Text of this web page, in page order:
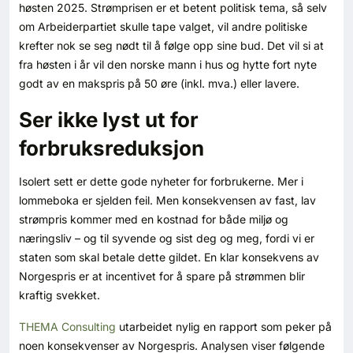
Abonnere magasin
Abonnement Pluss
Login
høsten 2025. Strømprisen er et betent politisk tema, så selv
om Arbeiderpartiet skulle tape valget, vil andre politiske
krefter nok se seg nødt til å følge opp sine bud. Det vil si at
fra høsten i år vil den norske mann i hus og hytte fort nyte
godt av en makspris på 50 øre (inkl. mva.) eller lavere.
Ser ikke lyst ut for
forbruksreduksjon
Isolert sett er dette gode nyheter for forbrukerne. Mer i
lommeboka er sjelden feil. Men konsekvensen av fast, lav
strømpris kommer med en kostnad for både miljø og
næringsliv – og til syvende og sist deg og meg, fordi vi er
staten som skal betale dette gildet. En klar konsekvens av
Norgespris er at incentivet for å spare på strømmen blir
kraftig svekket.
THEMA Consulting utarbeidet nylig en rapport som peker på
noen konsekvenser av Norgespris. Analysen viser følgende